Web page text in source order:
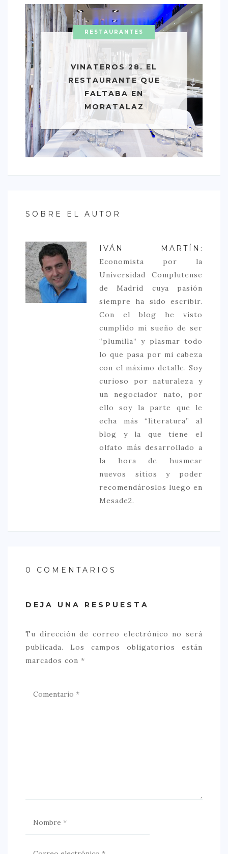
RESTAURANTES
VINATEROS 28. EL
RESTAURANTE QUE
FALTABA EN
MORATALAZ
SOBRE EL AUTOR
IVÁN MARTÍN :
Economista por la
Universidad Complutense
de Madrid cuya pasión
siempre ha sido escribir.
Con el blog he visto
cumplido mi sueño de ser
“plumilla” y plasmar todo
lo que pasa por mi cabeza
con el máximo detalle. Soy
curioso por naturaleza y
un negociador nato, por
ello soy la parte que le
echa más “literatura” al
blog y la que tiene el
olfato más desarrollado a
la hora de husmear
nuevos sitios y poder
recomendároslos luego en
Mesade2.
0 COMENTARIOS
DEJA UNA RESPUESTA
Tu dirección de correo electrónico no será
publicada.
Los campos obligatorios están
marcados con *